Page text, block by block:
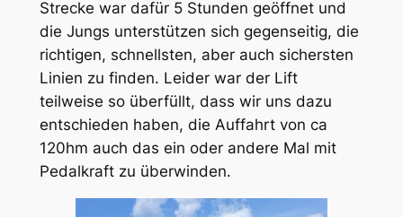
Strecke war dafür 5 Stunden geöffnet und
die Jungs unterstützen sich gegenseitig, die
richtigen, schnellsten, aber auch sichersten
Linien zu finden. Leider war der Lift
teilweise so überfüllt, dass wir uns dazu
entschieden haben, die Auffahrt von ca
120hm auch das ein oder andere Mal mit
Pedalkraft zu überwinden.